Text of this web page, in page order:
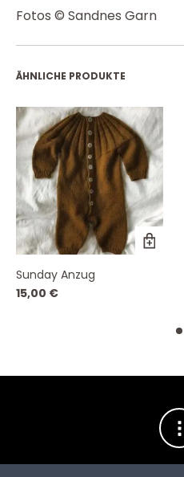
Fotos © Sandnes Garn
ÄHNLICHE PRODUKTE
Sunday Anzug
15,00 €